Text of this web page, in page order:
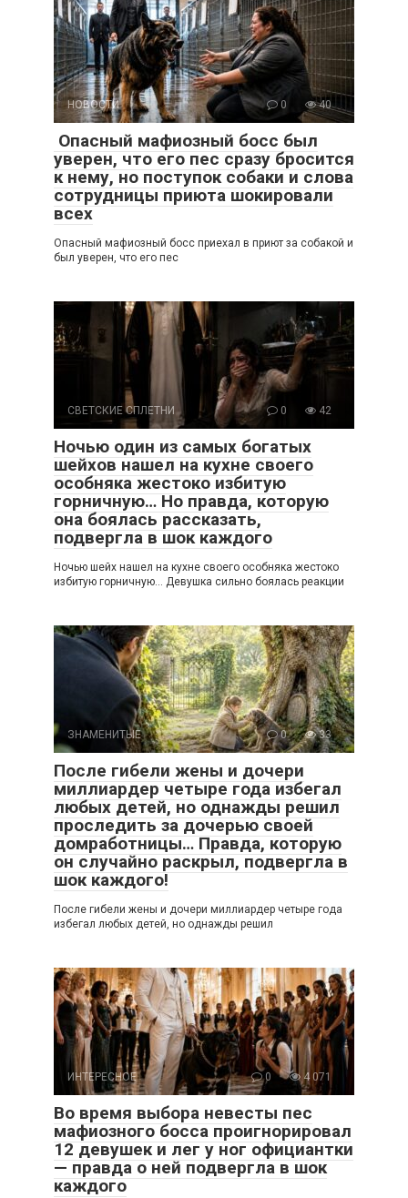
НОВОСТИ 0 40
Опасный мафиозный босс был
уверен, что его пес сразу бросится
к нему, но поступок собаки и слова
сотрудницы приюта шокировали
всех
Опасный мафиозный босс приехал в приют за собакой и
был уверен, что его пес
СВЕТСКИЕ СПЛЕТНИ 0 42
Ночью один из самых богатых
шейхов нашел на кухне своего
особняка жестоко избитую
горничную… Но правда, которую
она боялась рассказать,
подвергла в шок каждого
Ночью шейх нашел на кухне своего особняка жестоко
избитую горничную… Девушка сильно боялась реакции
ЗНАМЕНИТЫЕ 0 33
После гибели жены и дочери
миллиардер четыре года избегал
любых детей, но однажды решил
проследить за дочерью своей
домработницы… Правда, которую
он случайно раскрыл, подвергла в
шок каждого!
После гибели жены и дочери миллиардер четыре года
избегал любых детей, но однажды решил
ИНТЕРЕСНОЕ 0 4 071
Во время выбора невесты пес
мафиозного босса проигнорировал
12 девушек и лег у ног официантки
— правда о ней подвергла в шок
каждого